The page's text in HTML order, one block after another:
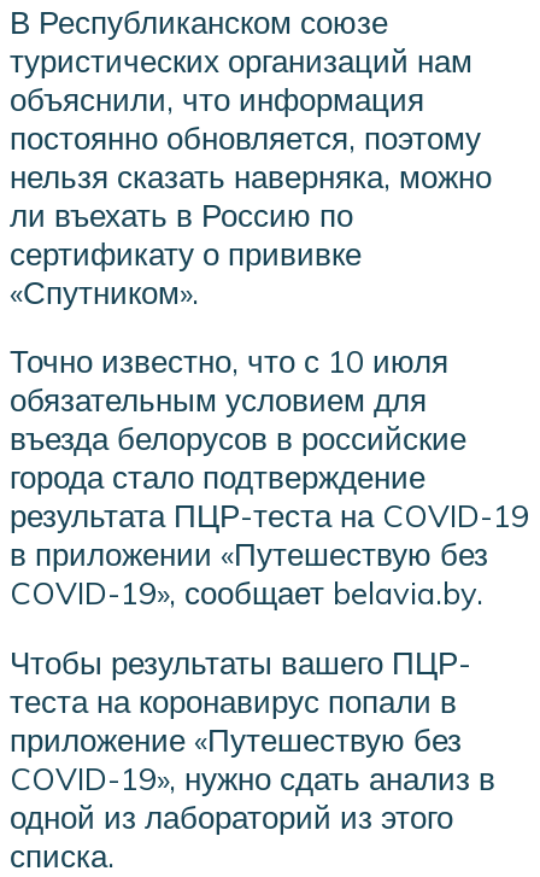
В Республиканском союзе
туристических организаций нам
объяснили, что информация
постоянно обновляется, поэтому
нельзя сказать наверняка, можно
ли въехать в Россию по
сертификату о прививке
«Спутником».
Точно известно, что с 10 июля
обязательным условием для
въезда белорусов в российские
города стало подтверждение
результата ПЦР-теста на COVID-19
в приложении «Путешествую без
COVID-19», сообщает belavia.by.
Чтобы результаты вашего ПЦР-
теста на коронавирус попали в
приложение «Путешествую без
COVID-19», нужно сдать анализ в
одной из лабораторий из этого
списка.